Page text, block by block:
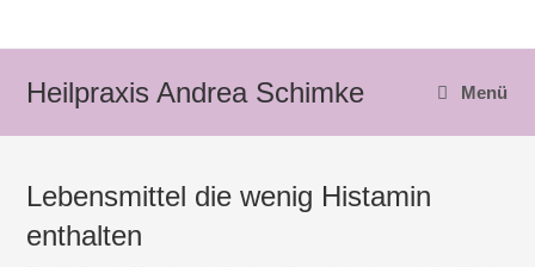
Heilpraxis Andrea Schimke Menü
Lebensmittel die wenig Histamin
enthalten